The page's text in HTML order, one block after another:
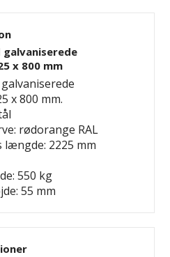
galvaniserede
x 800 mm
x 800 mm.
rødorange RAL
2225 mm
550 kg
55 mm